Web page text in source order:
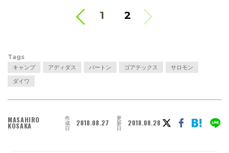
1 2
Tags
キャンプ アディダス バートン ゴアテックス サロモン
ダイワ
MASAHIRO
KOSAKA
作
成
日
2018.08.27 更
新
日
2018.08.28